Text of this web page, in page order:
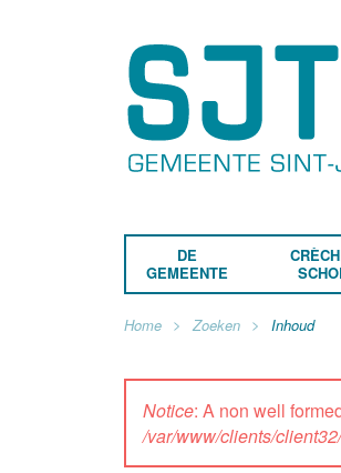
DE
GEMEENTE
Home Zoeken Inhoud
Notice: A non well
/var/www/clients/